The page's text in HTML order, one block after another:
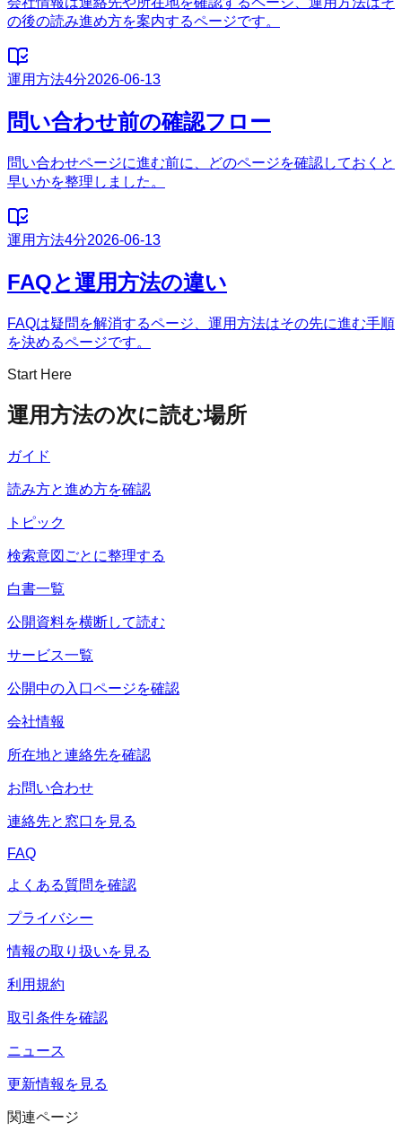
の後の読み進め方を案内するページです。
運用方法4分2026-06-13
問い合わせ前の確認フロー
問い合わせページに進む前に、どのページを確認しておくと
早いかを整理しました。
運用方法4分2026-06-13
FAQと運用方法の違い
FAQは疑問を解消するページ、運用方法はその先に進む手順
を決めるページです。
Start Here
運用方法の次に読む場所
ガイド
読み方と進め方を確認
トピック
検索意図ごとに整理する
白書一覧
公開資料を横断して読む
サービス一覧
公開中の入口ページを確認
会社情報
所在地と連絡先を確認
お問い合わせ
連絡先と窓口を見る
FAQ
よくある質問を確認
プライバシー
情報の取り扱いを見る
利用規約
取引条件を確認
ニュース
更新情報を見る
関連ページ